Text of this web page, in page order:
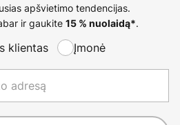
apšvietimo tendencijas.
ir gaukite 15 % nuolaidą*.
klientas Įmonė